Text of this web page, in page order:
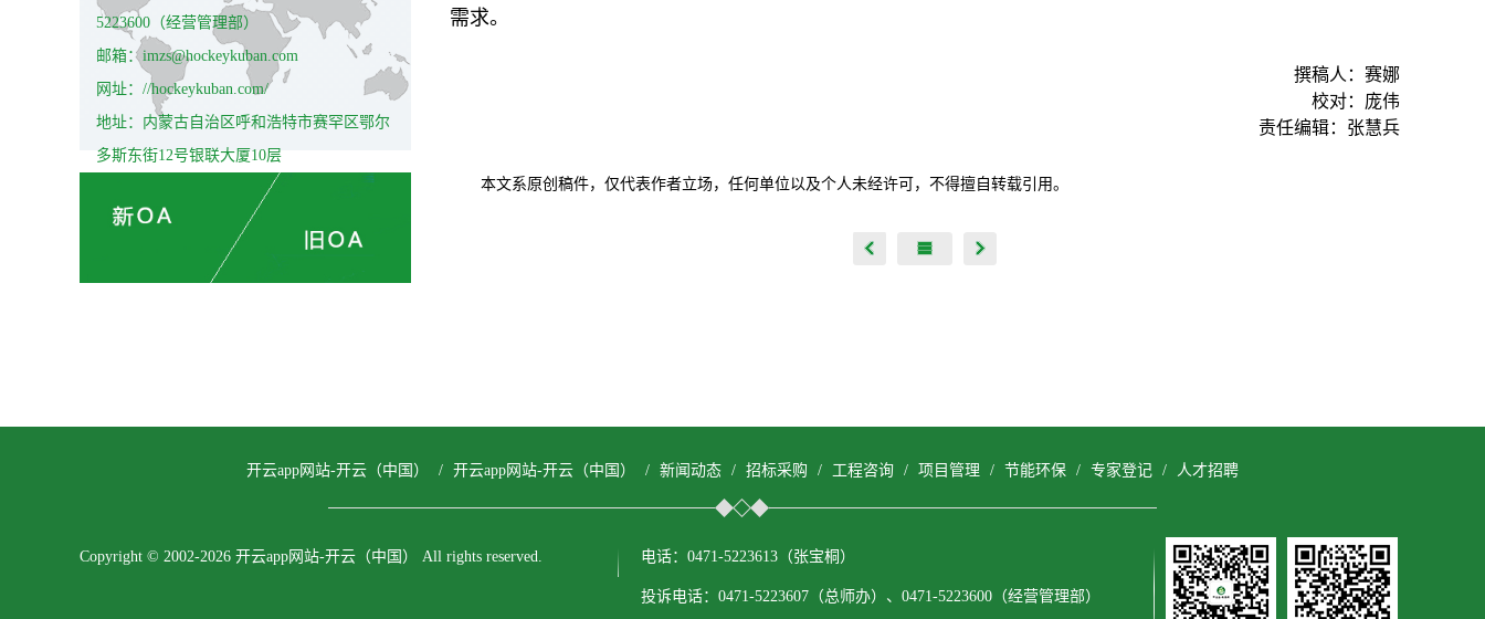
5223600（经营管理部）
邮箱：imzs@hockeykuban.com
网址：//hockeykuban.com/
地址：内蒙古自治区呼和浩特市赛罕区鄂尔
多斯东街12号银联大厦10层
需求。
撰稿人：赛娜
校对：庞伟
责任编辑：张慧兵
本文系原创稿件，仅代表作者立场，任何单位以及个人未经许可，不得擅自转载引用。
开云app网站-开云（中国） / 开云app网站-开云（中国） / 新闻动态 / 招标采购 / 工程咨询 / 项目管理 / 节能环保 / 专家登记 / 人才招聘
Copyright © 2002-2026 开云app网站-开云（中国） All rights reserved. 电话：0471-5223613（张宝桐）
投诉电话：0471-5223607（总师办）、0471-5223600（经营管理部）